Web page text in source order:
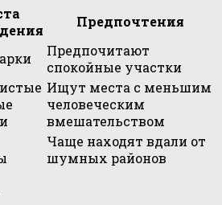
Предпочтения
Предпочитают
спокойные участки
Ищут места с меньшим
человеческим
вмешательством
Чаще находят вдали от
шумных районов